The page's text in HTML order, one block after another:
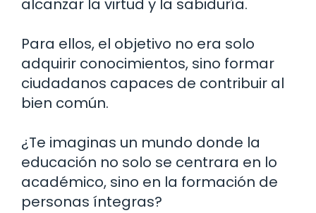
alcanzar la virtud y la sabiduría.
Para ellos, el objetivo no era solo
adquirir conocimientos, sino formar
ciudadanos capaces de contribuir al
bien común.
¿Te imaginas un mundo donde la
educación no solo se centrara en lo
académico, sino en la formación de
personas íntegras?